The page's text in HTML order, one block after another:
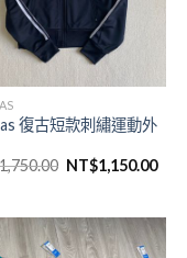
復古短款刺繡運動外
NT$1,150.00